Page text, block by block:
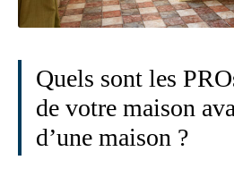
Quels sont les
de votre maison
d’une maison ?